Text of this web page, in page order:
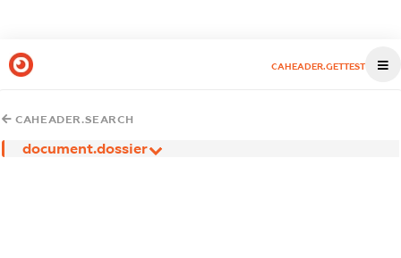
CAHEADER.GETTEST
CAHEADER.SEARCH
document.dossier